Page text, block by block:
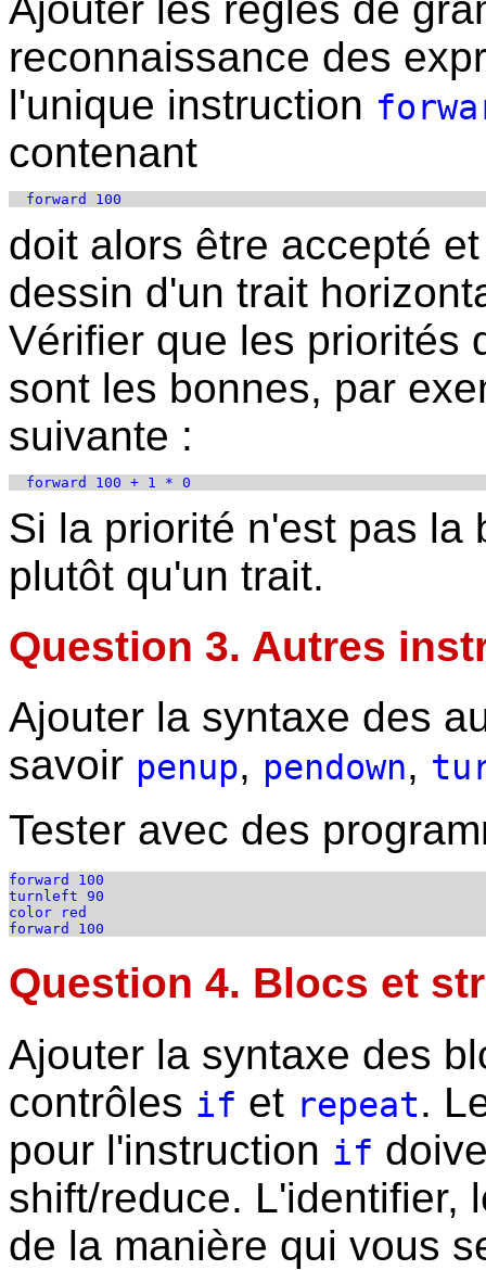
reconnaissance des
l'unique instruction
contenant
doit alors être accepté
dessin d'un trait
Vérifier que les priorités
sont les bonnes, par
suivante :
Si la priorité n'est pas la
plutôt qu'un trait.
Question 3. Autres
Ajouter la syntaxe des
savoir penup, pendown,
Tester avec des
forward 100
turnleft 90
color red
Question 4. Blocs et
Ajouter la syntaxe des
contrôles if et repeat.
pour l'instruction if
shift/reduce. L'identifier,
de la manière qui vous